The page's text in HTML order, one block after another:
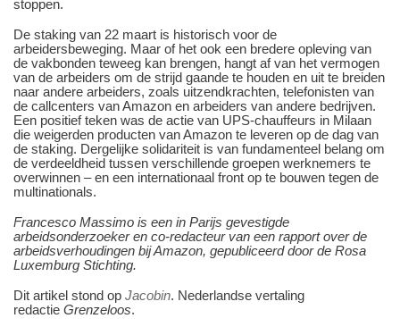
stoppen.
De staking van 22 maart is historisch voor de
arbeidersbeweging. Maar of het ook een bredere opleving van
de vakbonden teweeg kan brengen, hangt af van het vermogen
van de arbeiders om de strijd gaande te houden en uit te breiden
naar andere arbeiders, zoals uitzendkrachten, telefonisten van
de callcenters van Amazon en arbeiders van andere bedrijven.
Een positief teken was de actie van UPS-chauffeurs in Milaan
die weigerden producten van Amazon te leveren op de dag van
de staking. Dergelijke solidariteit is van fundamenteel belang om
de verdeeldheid tussen verschillende groepen werknemers te
overwinnen – en een internationaal front op te bouwen tegen de
multinationals.
Francesco Massimo is een in Parijs gevestigde
arbeidsonderzoeker en co-redacteur van een rapport over de
arbeidsverhoudingen bij Amazon, gepubliceerd door de Rosa
Luxemburg Stichting.
Dit artikel stond op Jacobin. Nederlandse vertaling
redactie Grenzeloos.